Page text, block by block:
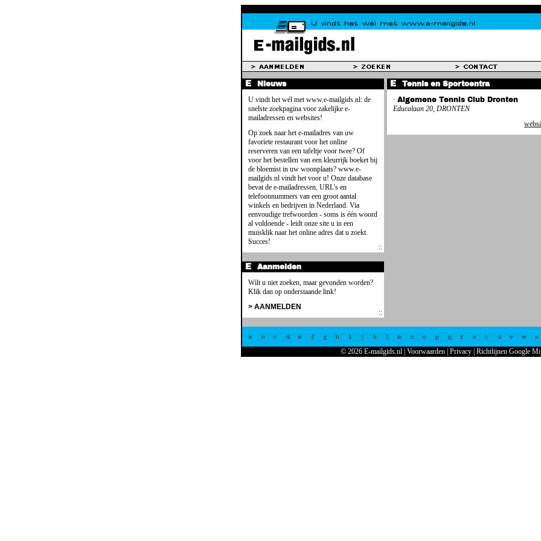
Nieuws
U vindt het wél met www.e-mailgids.nl: de
snelste zoekpagina voor zakelijke e-
mailadressen en websites!
Op zoek naar het e-mailadres van uw
favoriete restaurant voor het online
reserveren van een tafeltje voor twee? Of
voor het bestellen van een kleurrijk boeket bij
de bloemist in uw woonplaats? www.e-
mailgids.nl vindt het voor u! Onze database
bevat de e-mailadressen, URL's en
telefoonnummers van een groot aantal
winkels en bedrijven in Nederland. Via
eenvoudige trefwoorden - soms is één woord
al voldoende - leidt onze site u in een
muisklik naar het online adres dat u zoekt.
Succes!
Aanmelden
Wilt u niet zoeken, maar gevonden worden?
Klik dan op onderstaande link!
> AANMELDEN
Tennis en Sportcentra
· Algemene Tennis Club Dronten
Educalaan 20, DRONTEN
a b c d e f g h i j k l m n o p q r s t u v w x
© 2026 E-mailgids.nl Voorwaarden Privacy Richtlijnen Google